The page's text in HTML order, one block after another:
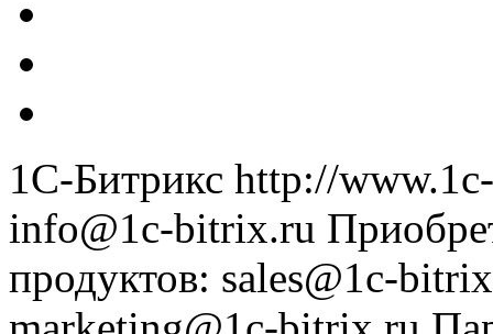
1С-Битрикс http://
info@1c-bitrix.ru
продуктов: sales@1c-